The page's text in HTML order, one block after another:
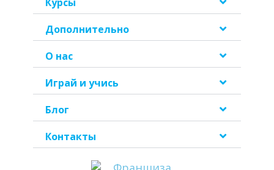
Дополнительно
О нас
Играй и учись
Блог
Контакты